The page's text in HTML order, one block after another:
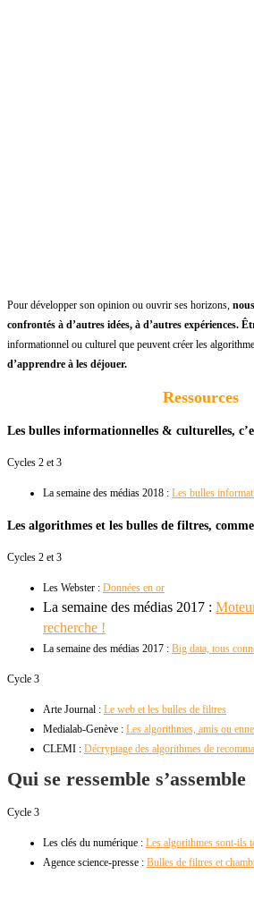
Pour développer son opinion ou ouvrir ses horizons,
confrontés à d’autres idées, à d’autres expériences.
informationnel ou culturel que peuvent créer les
d’apprendre à les déjouer.
Ressources
Les bulles informationnelles & culturelles,
Cycles 2 et 3
La semaine des médias 2018 : Les bulles
Les algorithmes et les bulles de filtres,
Cycles 2 et 3
Les Webster : Données en or
La semaine des médias 2017 :
recherche !
La semaine des médias 2017 : Big data, tous
Cycle 3
Arte Journal : Le web et les bulles de filtres
Medialab-Genève : Les algorithmes, amis ou
CLEMI : Décryptage des algorithmes de
Qui se ressemble s’assemble
Cycle 3
Les clés du numérique : Les algorithmes sont-ils
Agence science-presse : Bulles de filtres et